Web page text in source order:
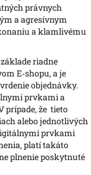
právnych
a agresívnym
a klamlivému
riadne
E‑shopu, a je
objednávky.
prvkami a
prípade, že tieto
alebo jednotlivých
prvkami
platí takáto
plnenie poskytnuté